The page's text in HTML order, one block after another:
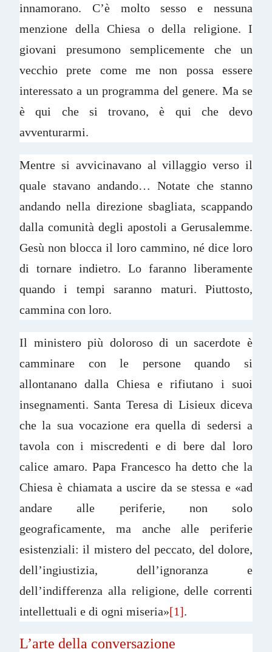
innamorano. C’è molto sesso e nessuna
menzione della Chiesa o della religione. I
giovani presumono semplicemente che un
vecchio prete come me non possa essere
interessato a un programma del genere. Ma se
è qui che si trovano, è qui che devo
avventurarmi.
Mentre si avvicinavano al villaggio verso il
quale stavano andando… Notate che stanno
andando nella direzione sbagliata, scappando
dalla comunità degli apostoli a Gerusalemme.
Gesù non blocca il loro cammino, né dice loro
di tornare indietro. Lo faranno liberamente
quando i tempi saranno maturi. Piuttosto,
cammina con loro.
Il ministero più doloroso di un sacerdote è
camminare con le persone quando si
allontanano dalla Chiesa e rifiutano i suoi
insegnamenti. Santa Teresa di Lisieux diceva
che la sua vocazione era quella di sedersi a
tavola con i miscredenti e di bere dal loro
calice amaro. Papa Francesco ha detto che la
Chiesa è chiamata a uscire da se stessa e «ad
andare alle periferie, non solo
geograficamente, ma anche alle periferie
esistenziali: il mistero del peccato, del dolore,
dell’ingiustizia, dell’ignoranza e
dell’indifferenza alla religione, delle correnti
intellettuali e di ogni miseria»[1].
L’arte della conversazione